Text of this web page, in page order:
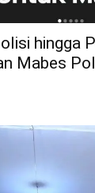
hingga
Mabes